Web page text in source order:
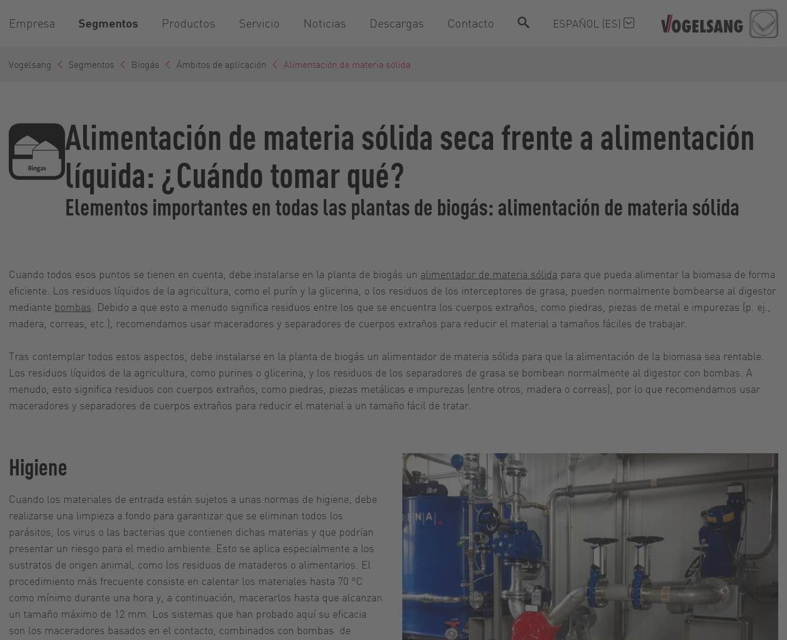
Empresa Segmentos Productos Servicio Noticias Descargas Contacto ESPAÑOL (ES)
Vogelsang Segmentos Biogás Ámbitos de aplicación Alimentación de materia sólida
Alimentación de materia sólida seca frente a alimentación
líquida: ¿Cuándo tomar qué?
Elementos importantes en todas las plantas de biogás: alimentación de materia sólida
Cuando todos esos puntos se tienen en cuenta, debe instalarse en la planta de biogás un alimentador de materia sólida para que pueda alimentar la biomasa de forma
eficiente. Los residuos líquidos de la agricultura, como el purín y la glicerina, o los residuos de los interceptores de grasa, pueden normalmente bombearse al digestor
mediante bombas . Debido a que esto a menudo significa residuos entre los que se encuentra los cuerpos extraños, como piedras, piezas de metal e impurezas (p. ej.,
madera, correas, etc.), recomendamos usar maceradores y separadores de cuerpos extraños para reducir el material a tamaños fáciles de trabajar.
Tras contemplar todos estos aspectos, debe instalarse en la planta de biogás un alimentador de materia sólida para que la alimentación de la biomasa sea rentable.
Los residuos líquidos de la agricultura, como purines o glicerina, y los residuos de los separadores de grasa se bombean normalmente al digestor con bombas. A
menudo, esto significa residuos con cuerpos extraños, como piedras, piezas metálicas e impurezas (entre otros, madera o correas), por lo que recomendamos usar
maceradores y separadores de cuerpos extraños para reducir el material a un tamaño fácil de tratar.
Higiene
Cuando los materiales de entrada están sujetos a unas normas de higiene, debe
realizarse una limpieza a fondo para garantizar que se eliminan todos los
parásitos, los virus o las bacterias que contienen dichas materias y que podrían
presentar un riesgo para el medio ambiente. Esto se aplica especialmente a los
sustratos de origen animal, como los residuos de mataderos o alimentarios. El
procedimiento más frecuente consiste en calentar los materiales hasta 70 °C
como mínimo durante una hora y, a continuación, macerarlos hasta que alcanzan
un tamaño máximo de 12 mm. Los sistemas que han probado aquí su eficacia
son los maceradores basados en el contacto, combinados con bombas de